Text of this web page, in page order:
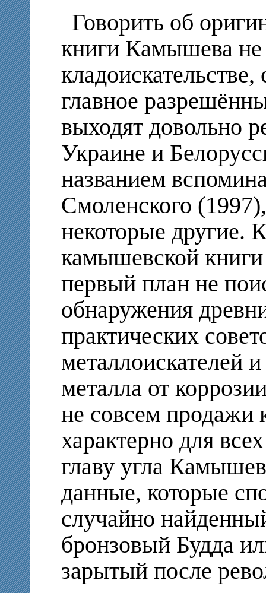
Говорить об
книги Камышева не
главное
выходят довольно
Украине и
названием
Смоленского
некоторые другие.
камышевской
первый план не
обнаружения
практических
металлоискателей
металла от
не совсем продажи
характерно для
главу угла
данные, которые
случайно
бронзовый Будда
зарытый после